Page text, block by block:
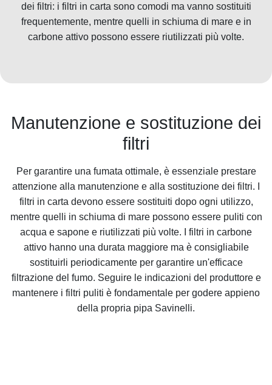
dei filtri: i filtri in carta sono comodi ma vanno sostituiti
frequentemente, mentre quelli in schiuma di mare e in
carbone attivo possono essere riutilizzati più volte.
Manutenzione e sostituzione dei
filtri
Per garantire una fumata ottimale, è essenziale prestare
attenzione alla manutenzione e alla sostituzione dei filtri. I
filtri in carta devono essere sostituiti dopo ogni utilizzo,
mentre quelli in schiuma di mare possono essere puliti con
acqua e sapone e riutilizzati più volte. I filtri in carbone
attivo hanno una durata maggiore ma è consigliabile
sostituirli periodicamente per garantire un'efficace
filtrazione del fumo. Seguire le indicazioni del produttore e
mantenere i filtri puliti è fondamentale per godere appieno
della propria pipa Savinelli.